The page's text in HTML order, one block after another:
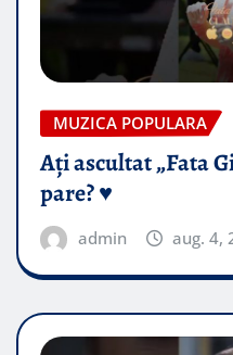
MUZICA POPULARA
Ați ascultat „Fata
pare? ♥️
admin aug. 4,